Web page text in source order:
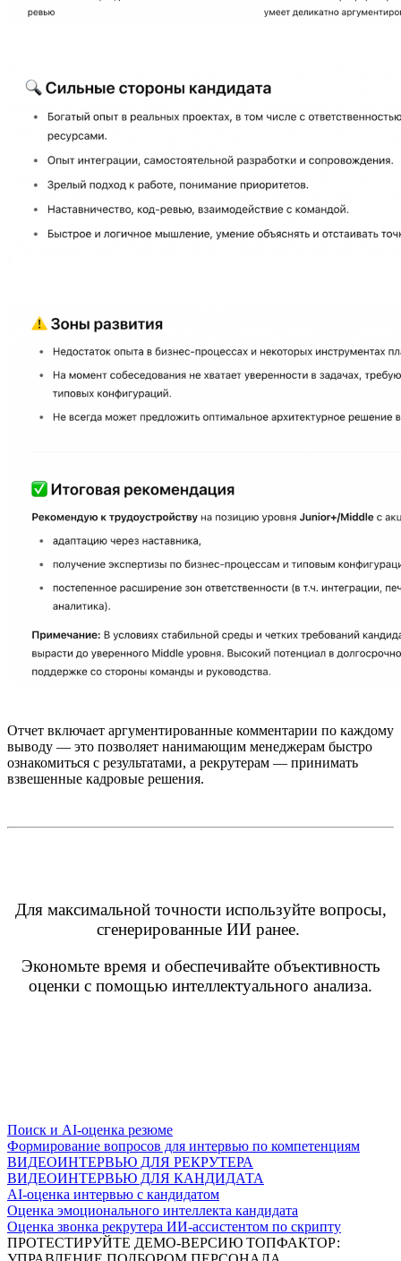
Отчет включает аргументированные комментарии по каждому
выводу — это позволяет нанимающим менеджерам быстро
ознакомиться с результатами, а рекрутерам — принимать
взвешенные кадровые решения.
Для максимальной точности используйте вопросы,
сгенерированные ИИ ранее.
Экономьте время и обеспечивайте объективность
оценки с помощью интеллектуального анализа.
Поиск и AI-оценка резюме
Формирование вопросов для интервью по компетенциям
ВИДЕОИНТЕРВЬЮ ДЛЯ РЕКРУТЕРА
ВИДЕОИНТЕРВЬЮ ДЛЯ КАНДИДАТА
AI-оценка интервью с кандидатом
Оценка эмоционального интеллекта кандидата
Оценка звонка рекрутера ИИ-ассистентом по скрипту
ПРОТЕСТИРУЙТЕ ДЕМО-ВЕРСИЮ ТОПФАКТОР: